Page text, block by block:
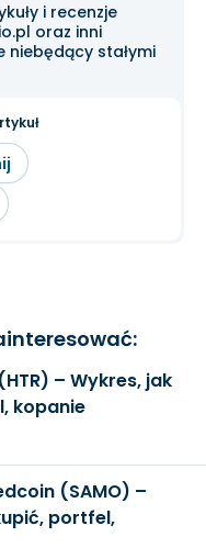
i recenzje
oraz inni
stałymi
– Wykres, jak
kopanie
(SAMO) –
portfel,